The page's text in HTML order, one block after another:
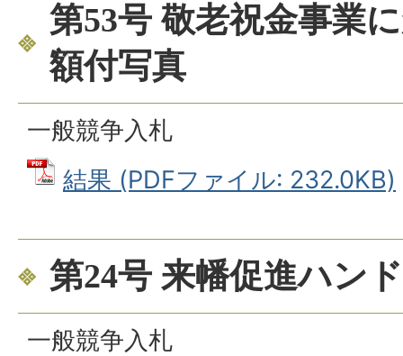
第53号 敬老祝金事業
額付写真
一般競争入札
結果 (PDFファイル: 232.0KB)
第24号 来幡促進ハン
一般競争入札